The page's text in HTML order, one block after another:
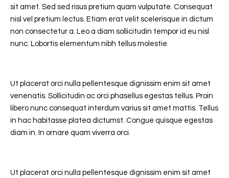
sit amet. Sed sed risus pretium quam vulputate. Consequat
nisl vel pretium lectus. Etiam erat velit scelerisque in dictum
non consectetur a. Leo a diam sollicitudin tempor id eu nisl
nunc. Lobortis elementum nibh tellus molestie.
Ut placerat orci nulla pellentesque dignissim enim sit amet
venenatis. Sollicitudin ac orci phasellus egestas tellus. Proin
libero nunc consequat interdum varius sit amet mattis. Tellus
in hac habitasse platea dictumst. Congue quisque egestas
diam in. In ornare quam viverra orci.
Ut placerat orci nulla pellentesque dignissim enim sit amet